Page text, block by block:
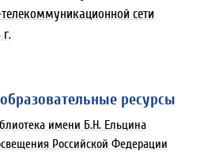
сети
ресурсы
имени Б.Н. Ельцина
Российской Федерации